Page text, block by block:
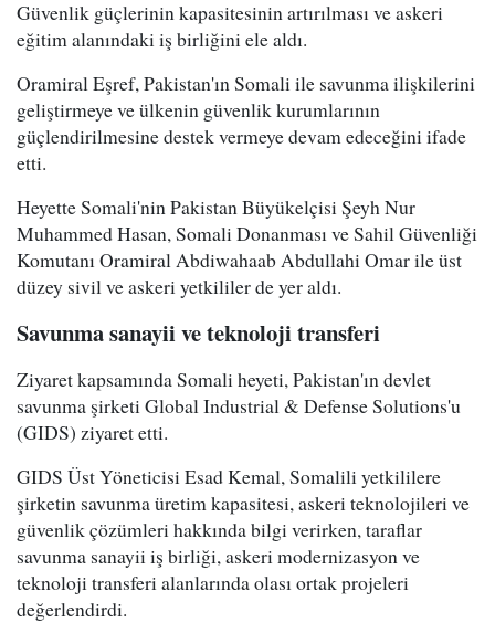
Güvenlik güçlerinin kapasitesinin artırılması ve askeri
eğitim alanındaki iş birliğini ele aldı.
Oramiral Eşref, Pakistan'ın Somali ile savunma ilişkilerini
geliştirmeye ve ülkenin güvenlik kurumlarının
güçlendirilmesine destek vermeye devam edeceğini ifade
etti.
Heyette Somali'nin Pakistan Büyükelçisi Şeyh Nur
Muhammed Hasan, Somali Donanması ve Sahil Güvenliği
Komutanı Oramiral Abdiwahaab Abdullahi Omar ile üst
düzey sivil ve askeri yetkililer de yer aldı.
Savunma sanayii ve teknoloji transferi
Ziyaret kapsamında Somali heyeti, Pakistan'ın devlet
savunma şirketi Global Industrial & Defense Solutions'u
(GIDS) ziyaret etti.
GIDS Üst Yöneticisi Esad Kemal, Somalili yetkililere
şirketin savunma üretim kapasitesi, askeri teknolojileri ve
güvenlik çözümleri hakkında bilgi verirken, taraflar
savunma sanayii iş birliği, askeri modernizasyon ve
teknoloji transferi alanlarında olası ortak projeleri
değerlendirdi.